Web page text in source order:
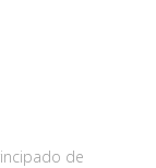
de